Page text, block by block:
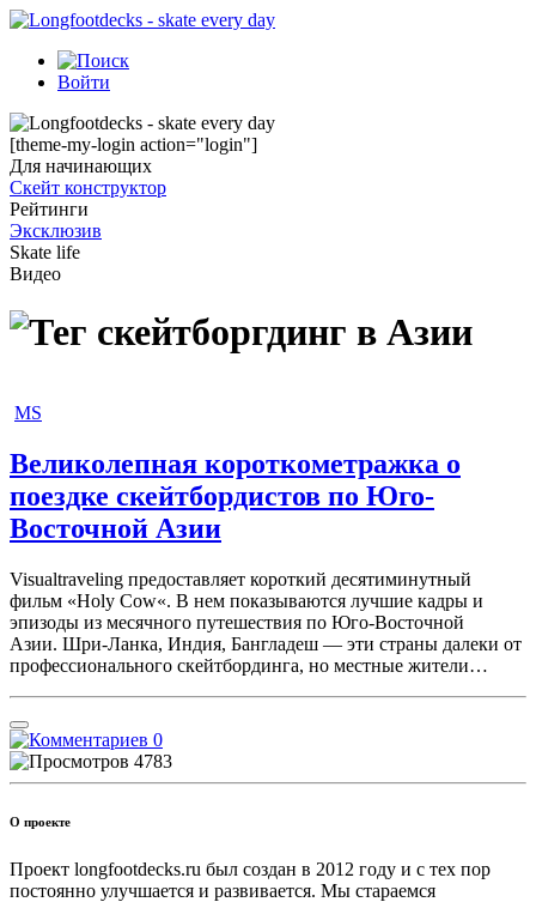
Войти
[theme-my-login action="login"]
Для начинающих
Скейт конструктор
Рейтинги
Эксклюзив
Skate life
Видео
скейтборгдинг в Азии
MS
Великолепная короткометражка о
поездке скейтбордистов по Юго-
Восточной Азии
Visualtraveling предоставляет короткий десятиминутный
фильм «Holy Cow«. В нем показываются лучшие кадры и
эпизоды из месячного путешествия по Юго-Восточной
Азии. Шри-Ланка, Индия, Бангладеш — эти страны далеки от
профессионального скейтбординга, но местные жители…
0
4783
О проекте
Проект longfootdecks.ru был создан в 2012 году и с тех пор
постоянно улучшается и развивается. Мы стараемся